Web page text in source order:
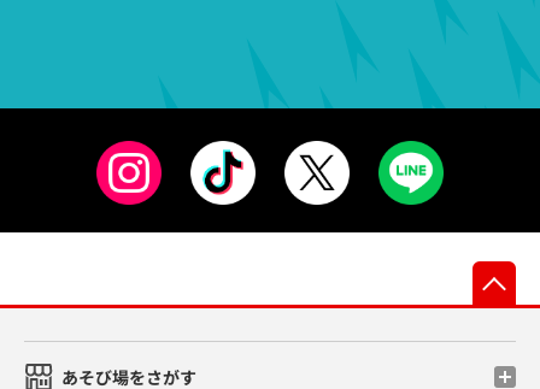
あそび場をさがす